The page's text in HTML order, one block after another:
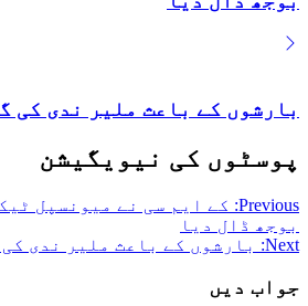
بارشوں کے باعث ملیر ندی کی
پوسٹوں کی نیویگیشن
Previous: کے ایم سی نے میونسپل
بوجھ ڈال دیا
Next:
بارشوں کے باعث ملیر ندی
جواب دیں